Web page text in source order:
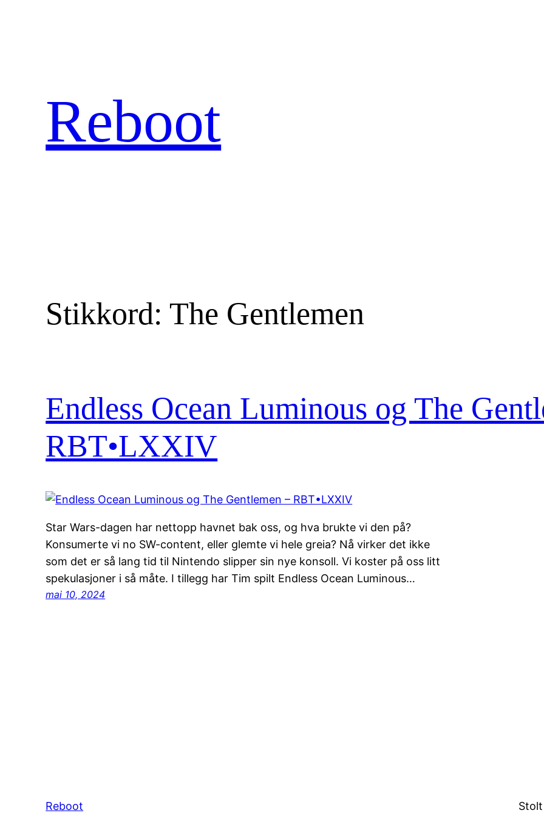
Reboot
Stikkord: The Gentlemen
Endless Ocean Luminous og The
RBT•LXXIV
Star Wars-dagen har nettopp havnet bak oss, og hva brukte vi den på?
Konsumerte vi no SW-content, eller glemte vi hele greia? Nå virker det ikke
som det er så lang tid til Nintendo slipper sin nye konsoll. Vi koster på oss litt
spekulasjoner i så måte. I tillegg har Tim spilt Endless Ocean Luminous…
mai 10, 2024
Reboot